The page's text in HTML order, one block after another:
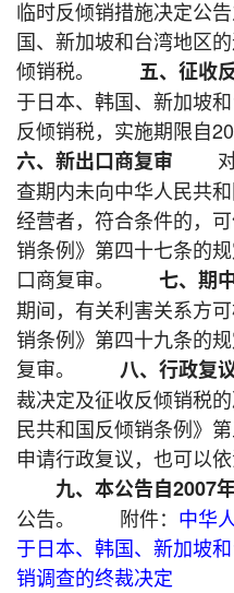
临时反倾销措施决定公
国、新加坡和台湾地区
倾销税。 五、征收
于日本、韩国、新加坡
反倾销税，实施期限
六、新出口商复审 对
查期内未向中华人民共
经营者，符合条件的，
销条例》第四十七条的
口商复审。 七、期
期间，有关利害关系方
销条例》第四十九条的
复审。 八、行政复
裁决定及征收反倾销税
民共和国反倾销条例》
申请行政复议，也可以
九、本公告自2007
公告。 附件： 中华
于日本、韩国、新加坡
销调查的终裁决定